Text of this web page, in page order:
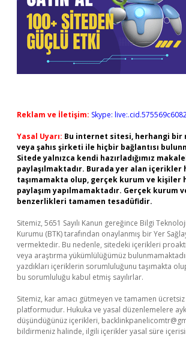
Reklam ve İletişim: Skype:
Yasal Uyarı: Bu internet sitesi, herhangi bir
veya şahıs şirketi ile hiçbir bağlantısı
Sitede yalnızca kendi hazırladığımız
paylaşılmaktadır. Burada yer alan içerikler
taşımamakta olup, gerçek kurum ve kişiler
paylaşım yapılmamaktadır. Gerçek kurum
benzerlikleri tamamen tesadüfidir.
Sitemiz, 5651 Sayılı Kanun gereğince Bilgi
Kurumu (BTK) tarafından onaylanmış bir Yer
vermektedir. Bu nedenle, sitedeki içerikleri
veya araştırma yükümlülüğümüz
yazdıkları içeriklerin sorumluluğunu taşımakta
bu sorumluluğu kabul etmiş sayılırlar.
Sitemiz, kar amacı gütmeyen ve tamamen
platformudur. Hukuka ve yasal düzenlemelere
düşündüğünüz içerikleri,
bildirmeniz halinde, ilgili içerikler yasal süre